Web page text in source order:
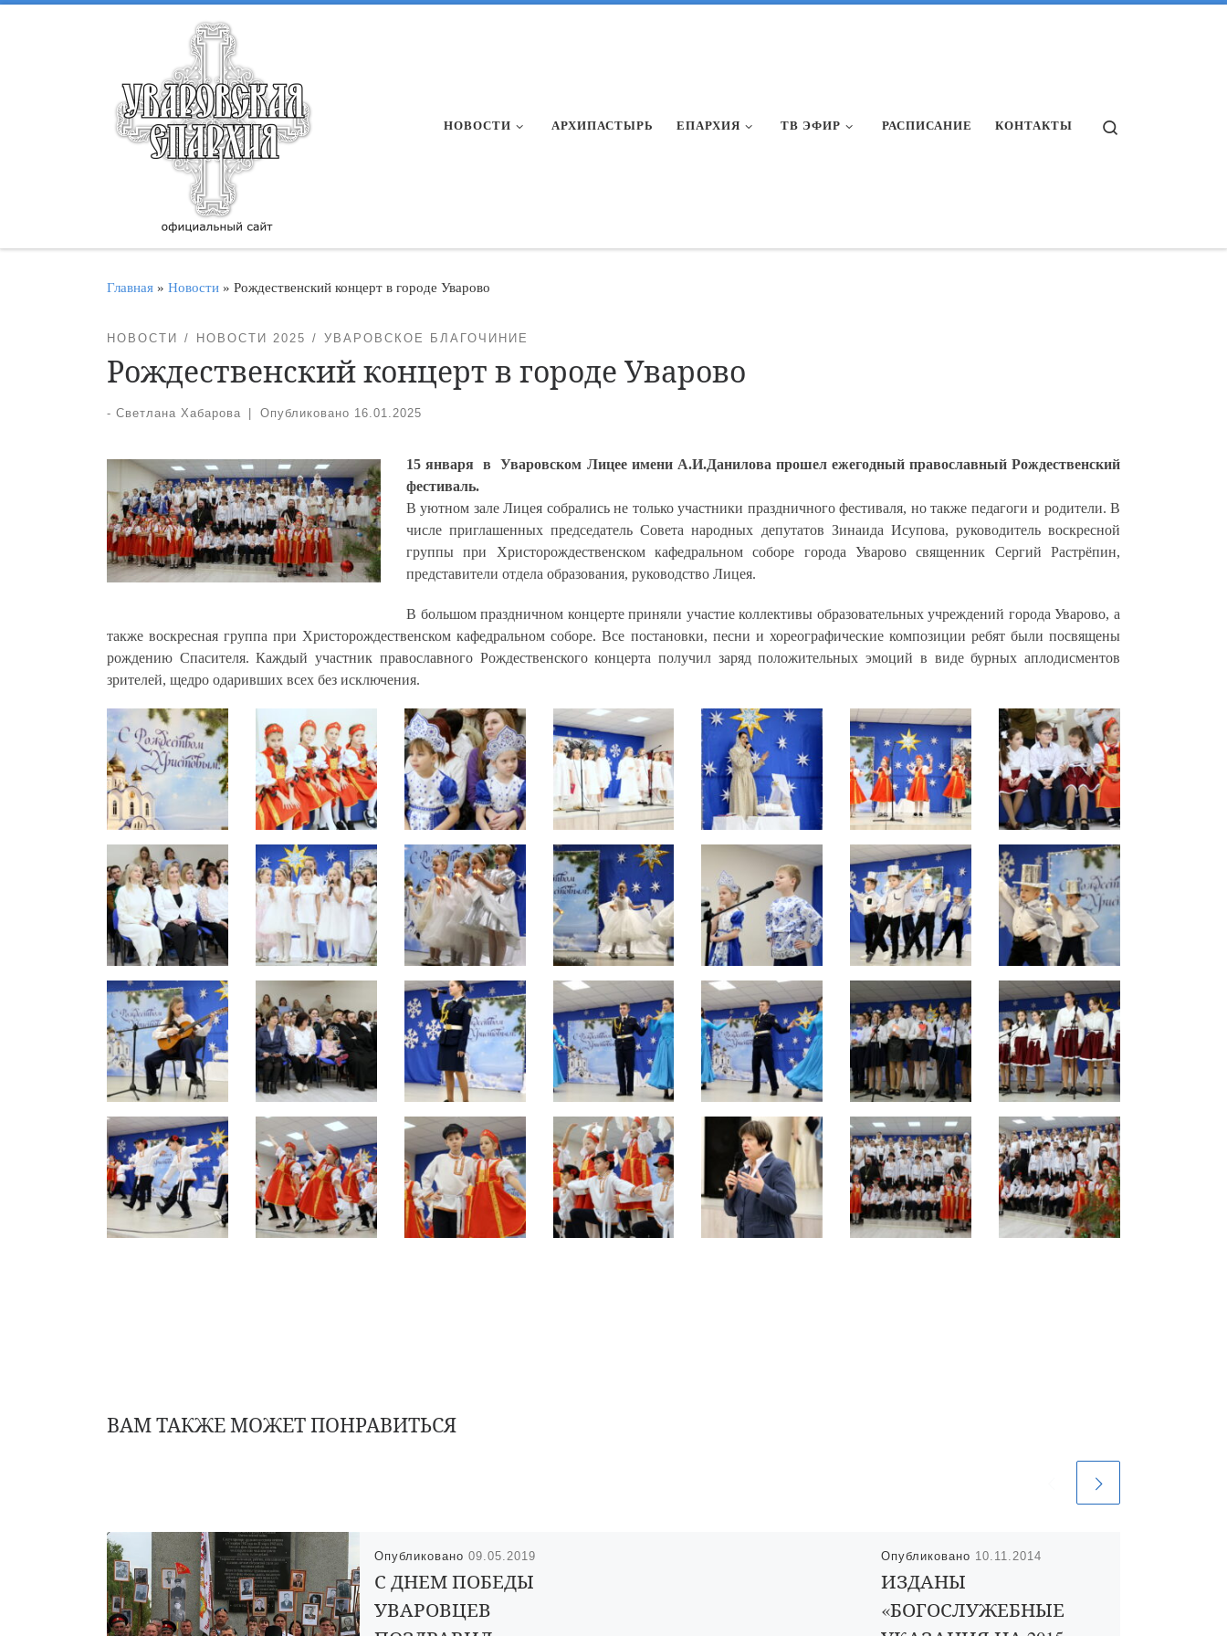
НОВОСТИ АРХИПАСТЫРЬ ЕПАРХИЯ ТВ ЭФИР РАСПИСАНИЕ КОНТАКТЫ
Главная » Новости » Рождественский концерт в городе Уварово
НОВОСТИ НОВОСТИ 2025 УВАРОВСКОЕ БЛАГОЧИНИЕ
Рождественский концерт в городе Уварово
- Светлана Хабарова Опубликовано 16.01.2025
15 январяв Уваровском Лицее имени А.И.Данилова прошел ежегодный православный Рождественский
фестиваль.
В уютном зале Лицея собрались не только участники праздничного фестиваля, но также педагоги и родители. В
числе приглашенных председатель Совета народных депутатов Зинаида Исупова, руководитель воскресной
группы при Христорождественском кафедральном соборе города Уварово священник Сергий Растрёпин,
представители отдела образования, руководство Лицея.
В большом праздничном концерте приняли участие коллективы образовательных учреждений города Уварово, а
также воскресная группа при Христорождественском кафедральном соборе. Все постановки, песни и хореографические композиции ребят были посвящены
рождению Спасителя. Каждый участник православного Рождественского концерта получил заряд положительных эмоций в виде бурных аплодисментов
зрителей, щедро одаривших всех без исключения.
ВАМ ТАКЖЕ МОЖЕТ ПОНРАВИТЬСЯ
Опубликовано 09.05.2019
С ДНЕМ ПОБЕДЫ
УВАРОВЦЕВ
Опубликовано 10.11.2014
ИЗДАНЫ
«БОГОСЛУЖЕБНЫЕ